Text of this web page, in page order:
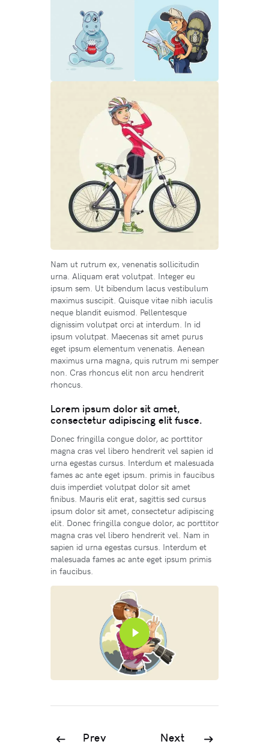
Nam ut rutrum ex, venenatis sollicitudin
urna. Aliquam erat volutpat. Integer eu
ipsum sem. Ut bibendum lacus vestibulum
maximus suscipit. Quisque vitae nibh iaculis
neque blandit euismod. Pellentesque
dignissim volutpat orci at interdum. In id
ipsum volutpat. Maecenas sit amet purus
eget ipsum elementum venenatis. Aenean
maximus urna magna, quis rutrum mi semper
non. Cras rhoncus elit non arcu hendrerit
rhoncus.
Lorem ipsum dolor sit amet,
consectetur adipiscing elit fusce.
Donec fringilla congue dolor, ac porttitor
magna cras vel libero hendrerit vel sapien id
urna egestas cursus. Interdum et malesuada
fames ac ante eget ipsum. primis in faucibus
duis imperdiet volutpat dolor sit amet
finibus. Mauris elit erat, sagittis sed cursus
ipsum dolor sit amet, consectetur adipiscing
elit. Donec fringilla congue dolor, ac porttitor
magna cras vel libero hendrerit vel. Nam in
sapien id urna egestas cursus. Interdum et
malesuada fames ac ante eget ipsum primis
in faucibus.
Prev Next